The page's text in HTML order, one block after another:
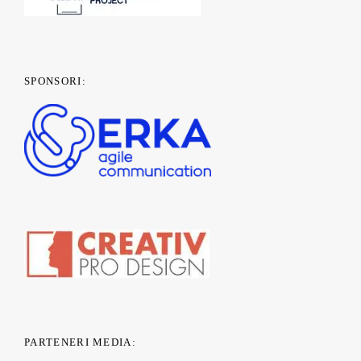
SPONSORI:
PARTENERI MEDIA: